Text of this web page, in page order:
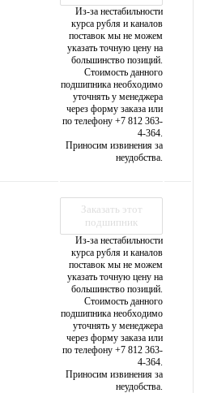
Из-за нестабильности
курса рубля и каналов
поставок мы не можем
указать точную цену на
большинство позиций.
Стоимость данного
подшипника необходимо
уточнять у менеджера
через форму заказа или
по телефону +7 812 363-
4-364.
Приносим извинения за
неудобства.
Заказать этот
подшипник
Из-за нестабильности
курса рубля и каналов
поставок мы не можем
указать точную цену на
большинство позиций.
Стоимость данного
подшипника необходимо
уточнять у менеджера
через форму заказа или
по телефону +7 812 363-
4-364.
Приносим извинения за
неудобства.